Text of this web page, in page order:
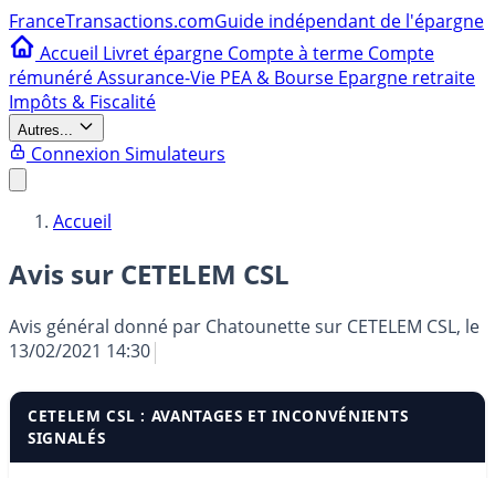
FranceTransactions.comGuide indépendant de l'épargne
Accueil Livret épargne Compte à terme Compte
rémunéréAssurance-Vie PEA & Bourse Epargne retraite
Impôts & Fiscalité
Autres...
Connexion Simulateurs
Accueil
Avis sur CETELEM CSL
Avis général donné par Chatounettesur CETELEM CSL, le
13/02/2021 14:30
CETELEM CSL : AVANTAGES ET INCONVÉNIENTS
SIGNALÉS